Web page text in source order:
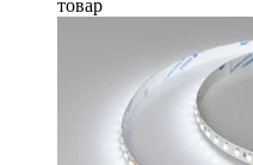
товар